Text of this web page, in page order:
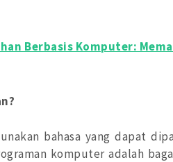
Berbasis Komputer:
bahasa yang dapat
komputer adalah